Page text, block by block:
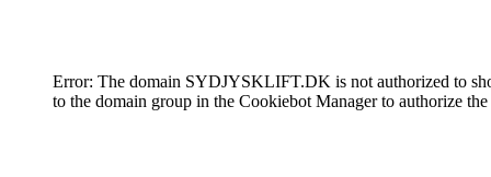
Error: The domain SYDJYSKLIFT.DK is not authorized to
to the domain group in the Cookiebot Manager to authorize